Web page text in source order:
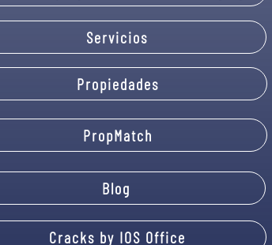
Servicios
Propiedades
PropMatch
Blog
Cracks by IOS Office